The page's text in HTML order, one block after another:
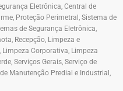
Eletrônica Central de
Proteção Perimetral Sistema de
de Segurança Eletrônica
Recepção Limpeza e
Limpeza Corporativa Limpeza
Serviços Gerais Serviço de
Manutenção Predial e Industrial